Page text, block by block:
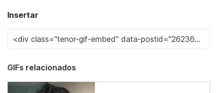
Insertar
GIFs relacionados